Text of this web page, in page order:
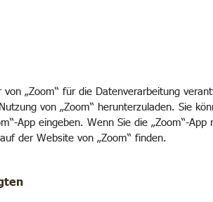
„Zoom“ für die Datenverarbeitung
von „Zoom“ herunterzuladen. Sie
App eingeben. Wenn Sie die „Zoom“-
der Website von „Zoom“ finden.